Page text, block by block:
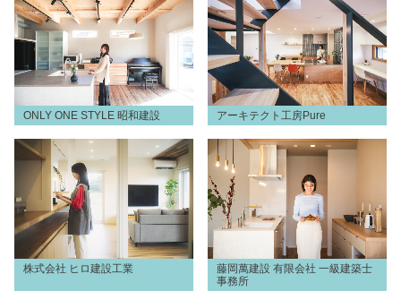
ONLY ONE STYLE 昭和建設 アーキテクト工房Pure
株式会社 ヒロ建設工業
藤岡萬建設 有限会社 一級建築士
事務所